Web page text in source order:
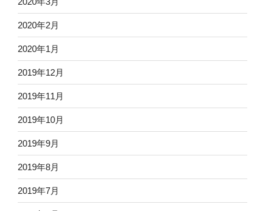
2020年2月
2020年1月
2019年12月
2019年11月
2019年10月
2019年9月
2019年8月
2019年7月